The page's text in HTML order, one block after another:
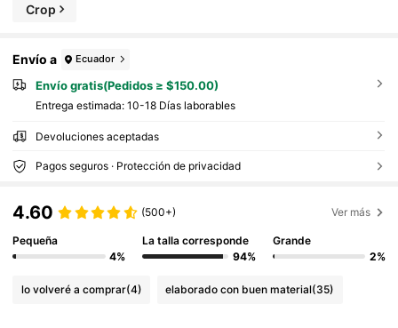
Crop
Envío a Ecuador
Envío gratis(Pedidos ≥ $150.00)
Entrega estimada: 10-18 Días laborables
Devoluciones aceptadas
Pagos seguros · Protección de privacidad
4.60 (500+) Ver más
Pequeña
4%
La talla corresponde
94%
Grande
2%
lo volveré a comprar(4) elaborado con buen material(35)